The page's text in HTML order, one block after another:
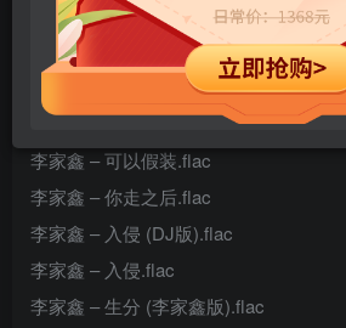
李家鑫 – 承认.flac
李家鑫 – 方舟.flac
李家鑫 – 何须青睐 (音弗Info乐队Live版
李家鑫 – 何须青睐.flac
李家鑫 – 可以假装.flac
李家鑫 – 你走之后.flac
李家鑫 – 入侵 (DJ版).flac
李家鑫 – 入侵.flac
李家鑫 – 生分 (李家鑫版).flac